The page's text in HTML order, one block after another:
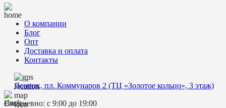
О компании
Блог
Опт
Доставка и оплата
Контакты
Донецк, пл. Коммунаров 2 (ТЦ «Золотое кольцо», 3 этаж)
Ежедневно: с 9:00 до 19:00